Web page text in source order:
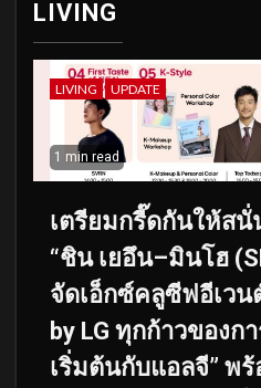
LIVING
LIVING UPDATE
1 min read
เตรียมกรี๊ดกันให้สนั่
“ชิน เยอึน–มินโฮ
จัดเอ็กซ์คลูซีฟอีเวน
by LG ทุกก้าวของ
เริ่มต้นกับแอลจี” พ